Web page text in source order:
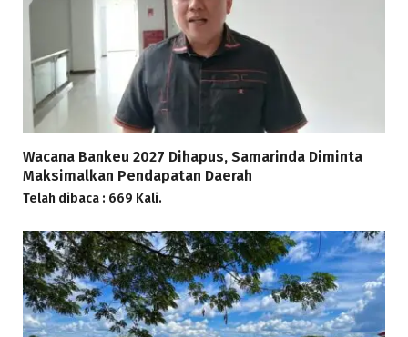
Wacana Bankeu 2027 Dihapus, Samarinda Diminta
Maksimalkan Pendapatan Daerah
Telah dibaca : 669 Kali.